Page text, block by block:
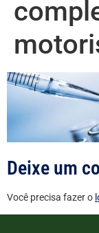
Deixe um
Você precisa fazer o